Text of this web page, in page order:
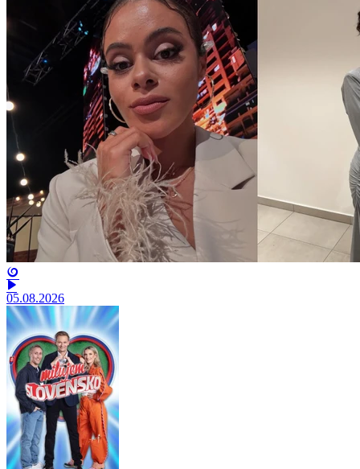
05.08.2026